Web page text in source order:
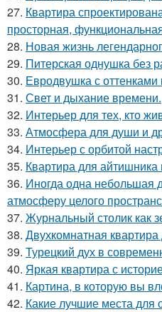
27. Квартира
просторная,
28. Новая жизнь
29. Питерская однушка без
30. Евродвушка с оттенками
31. Свет и дыхание времени.
32. Интерьер для тех, кто
33. Атмосфера для души и
34. Интерьер с орбитой
35. Квартира для айтишника
36. Иногда одна небольшая
атмосферу целого
37. Журнальный столик как
38. Двухкомнатная
39. Турецкий дух в
40. Яркая квартира с
41. Картина, в которую вы
42. Какие лучшие места для